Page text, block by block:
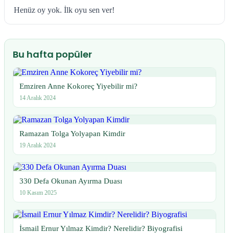
Henüz oy yok. İlk oyu sen ver!
Bu hafta popüler
Emziren Anne Kokoreç Yiyebilir mi?
14 Aralık 2024
Ramazan Tolga Yolyapan Kimdir
19 Aralık 2024
330 Defa Okunan Ayırma Duası
10 Kasım 2025
İsmail Ernur Yılmaz Kimdir? Nerelidir? Biyografisi